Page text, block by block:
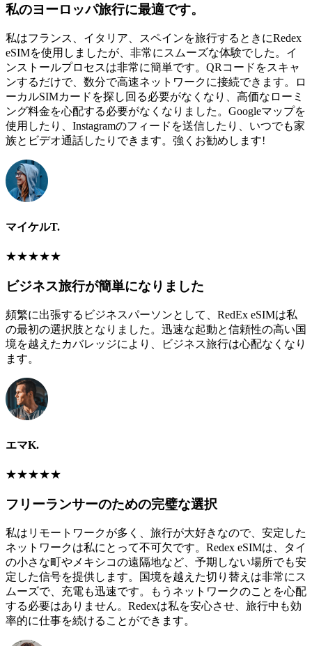
私のヨーロッパ旅行に最適です。
私はフランス、イタリア、スペインを旅行するときにRedex
eSIMを使用しましたが、非常にスムーズな体験でした。イ
ンストールプロセスは非常に簡単です。QRコードをスキャ
ンするだけで、数分で高速ネットワークに接続できます。ロ
ーカルSIMカードを探し回る必要がなくなり、高価なローミ
ング料金を心配する必要がなくなりました。Googleマップを
使用したり、Instagramのフィードを送信したり、いつでも家
族とビデオ通話したりできます。強くお勧めします!
マイケルT.
★★★★★
ビジネス旅行が簡単になりました
頻繁に出張するビジネスパーソンとして、RedEx eSIMは私
の最初の選択肢となりました。迅速な起動と信頼性の高い国
境を越えたカバレッジにより、ビジネス旅行は心配なくなり
ます。
エマK.
★★★★★
フリーランサーのための完璧な選択
私はリモートワークが多く、旅行が大好きなので、安定した
ネットワークは私にとって不可欠です。Redex eSIMは、タイ
の小さな町やメキシコの遠隔地など、予期しない場所でも安
定した信号を提供します。国境を越えた切り替えは非常にス
ムーズで、充電も迅速です。もうネットワークのことを心配
する必要はありません。Redexは私を安心させ、旅行中も効
率的に仕事を続けることができます。